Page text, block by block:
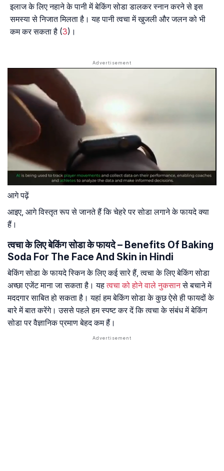
इलाज के लिए नहाने के पानी में बेकिंग सोडा डालकर स्नान करने से इस
समस्या से निजात मिलता है। यह पानी त्वचा में खुजली और जलन को भी
कम कर सकता है (3)।
आगे पढ़ें
आइए, आगे विस्तृत रूप से जानते हैं कि चेहरे पर सोडा लगाने के फायदे क्या
हैं।
त्वचा के लिए बेकिंग सोडा के फायदे – Benefits Of Baking
Soda For The Face And Skin in Hindi
बेकिंग सोडा के फायदे स्किन के लिए कई सारे हैं, त्वचा के लिए बेकिंग सोडा
अच्छा एजेंट माना जा सकता है। यहत्वचा को होने वाले नुकसानसे बचाने में
मददगार साबित हो सकता है। यहां हम बेकिंग सोडा के कुछ ऐसे ही फायदों के
बारे में बात करेंगे। उससे पहले हम स्पष्ट कर दें कि त्वचा के संबंध में बेकिंग
सोडा पर वैज्ञानिक प्रमाण बेहद कम हैं।